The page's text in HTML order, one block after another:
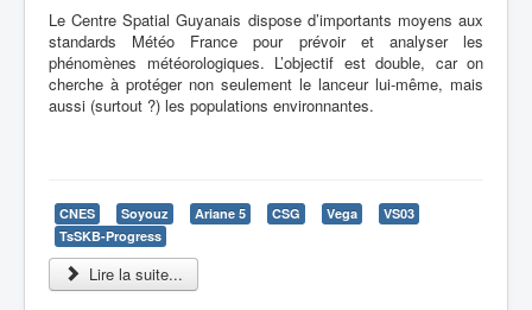
Le Centre Spatial Guyanais dispose d’importants moyens aux
standards Météo France pour prévoir et analyser les
phénomènes météorologiques. L’objectif est double, car on
cherche à protéger non seulement le lanceur lui-même, mais
aussi (surtout ?) les populations environnantes.
CNES Soyouz Ariane 5 CSG Vega
VS03
TsSKB-Progress
Lire la suite...